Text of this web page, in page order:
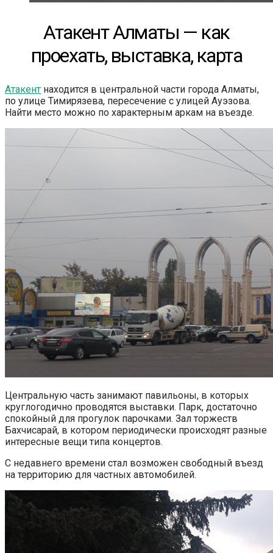
Атакент Алматы — как
проехать, выставка, карта
Атакент находится в центральной части города Алматы,
по улице Тимирязева, пересечение с улицей Ауэзова.
Найти место можно по характерным аркам на въезде.
Центральную часть занимают павильоны, в которых
круглогодично проводятся выставки. Парк, достаточно
спокойный для прогулок парочками. Зал торжеств
Бахчисарай, в котором периодически происходят разные
интересные вещи типа концертов.
С недавнего времени стал возможен свободный въезд
на территорию для частных автомобилей.